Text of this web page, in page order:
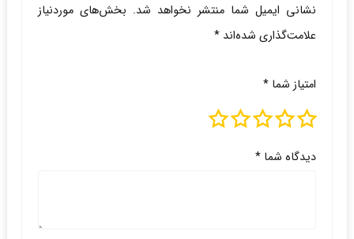
نشانی ایمیل شما منتشر نخواهد شد. بخش‌های موردنیاز
علامت‌گذاری شده‌اند *
امتیاز شما *
دیدگاه شما *